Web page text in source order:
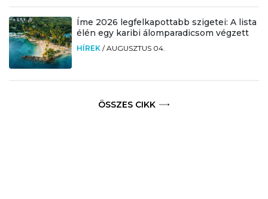
Íme 2026 legfelkapottabb szigetei: A lista
élén egy karibi álomparadicsom végzett
HÍREK /AUGUSZTUS 04.
ÖSSZES CIKK